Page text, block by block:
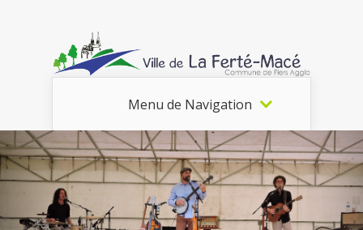
Menu de Navigation